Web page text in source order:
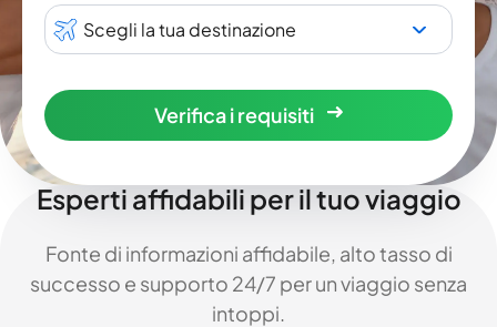
Scegli la tua destinazione
Verifica i requisiti
Esperti affidabili per il tuo viaggio
Fonte di informazioni affidabile, alto tasso di
successo e supporto 24/7 per un viaggio senza
intoppi.